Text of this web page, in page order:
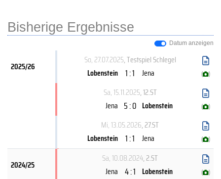
Bisherige Ergebnisse
Datum anzeigen
2025/26
So, 27.07.2025, Testspiel Schlegel
Lobenstein 1 : 1 Jena ( )
Sa, 15.11.2025, 12.ST
Jena 5 : 0 Lobenstein ( )
Mi, 13.05.2026, 27.ST
Lobenstein 1 : 1 Jena ( )
2024/25
Sa, 10.08.2024, 2.ST
Jena 4 : 1 Lobenstein ( )